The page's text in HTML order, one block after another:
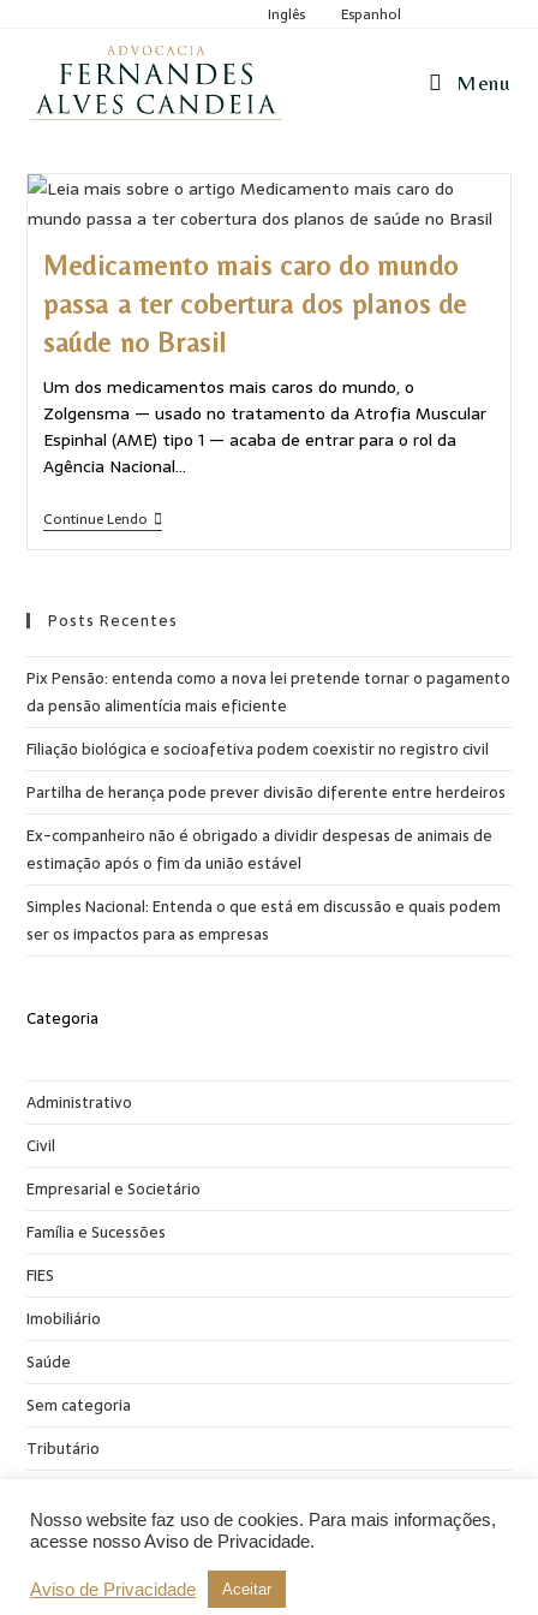
Inglês Espanhol
Menu
Medicamento mais caro do mundo
passa a ter cobertura dos planos de
saúde no Brasil
Um dos medicamentos mais caros do mundo, o
Zolgensma — usado no tratamento da Atrofia Muscular
Espinhal (AME) tipo 1 — acaba de entrar para o rol da
Agência Nacional…
Continue Lendo
Posts Recentes
Pix Pensão: entenda como a nova lei pretende tornar o pagamento
da pensão alimentícia mais eficiente
Filiação biológica e socioafetiva podem coexistir no registro civil
Partilha de herança pode prever divisão diferente entre herdeiros
Ex-companheiro não é obrigado a dividir despesas de animais de
estimação após o fim da união estável
Simples Nacional: Entenda o que está em discussão e quais podem
ser os impactos para as empresas
Categoria
Administrativo
Civil
Empresarial e Societário
Família e Sucessões
FIES
Imobiliário
Saúde
Sem categoria
Tributário
Nosso website faz uso de cookies. Para mais informações,
acesse nosso Aviso de Privacidade.
Aviso de Privacidade Aceitar